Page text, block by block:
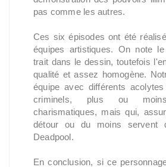
pas comme les autres.
Ces six épisodes ont été
équipes artistiques. On note
trait dans le dessin, toutefois
qualité et assez homogène.
équipe avec différents
criminels, plus ou
charismatiques, mais qui,
détour ou du moins servent
Deadpool.
En conclusion, si ce